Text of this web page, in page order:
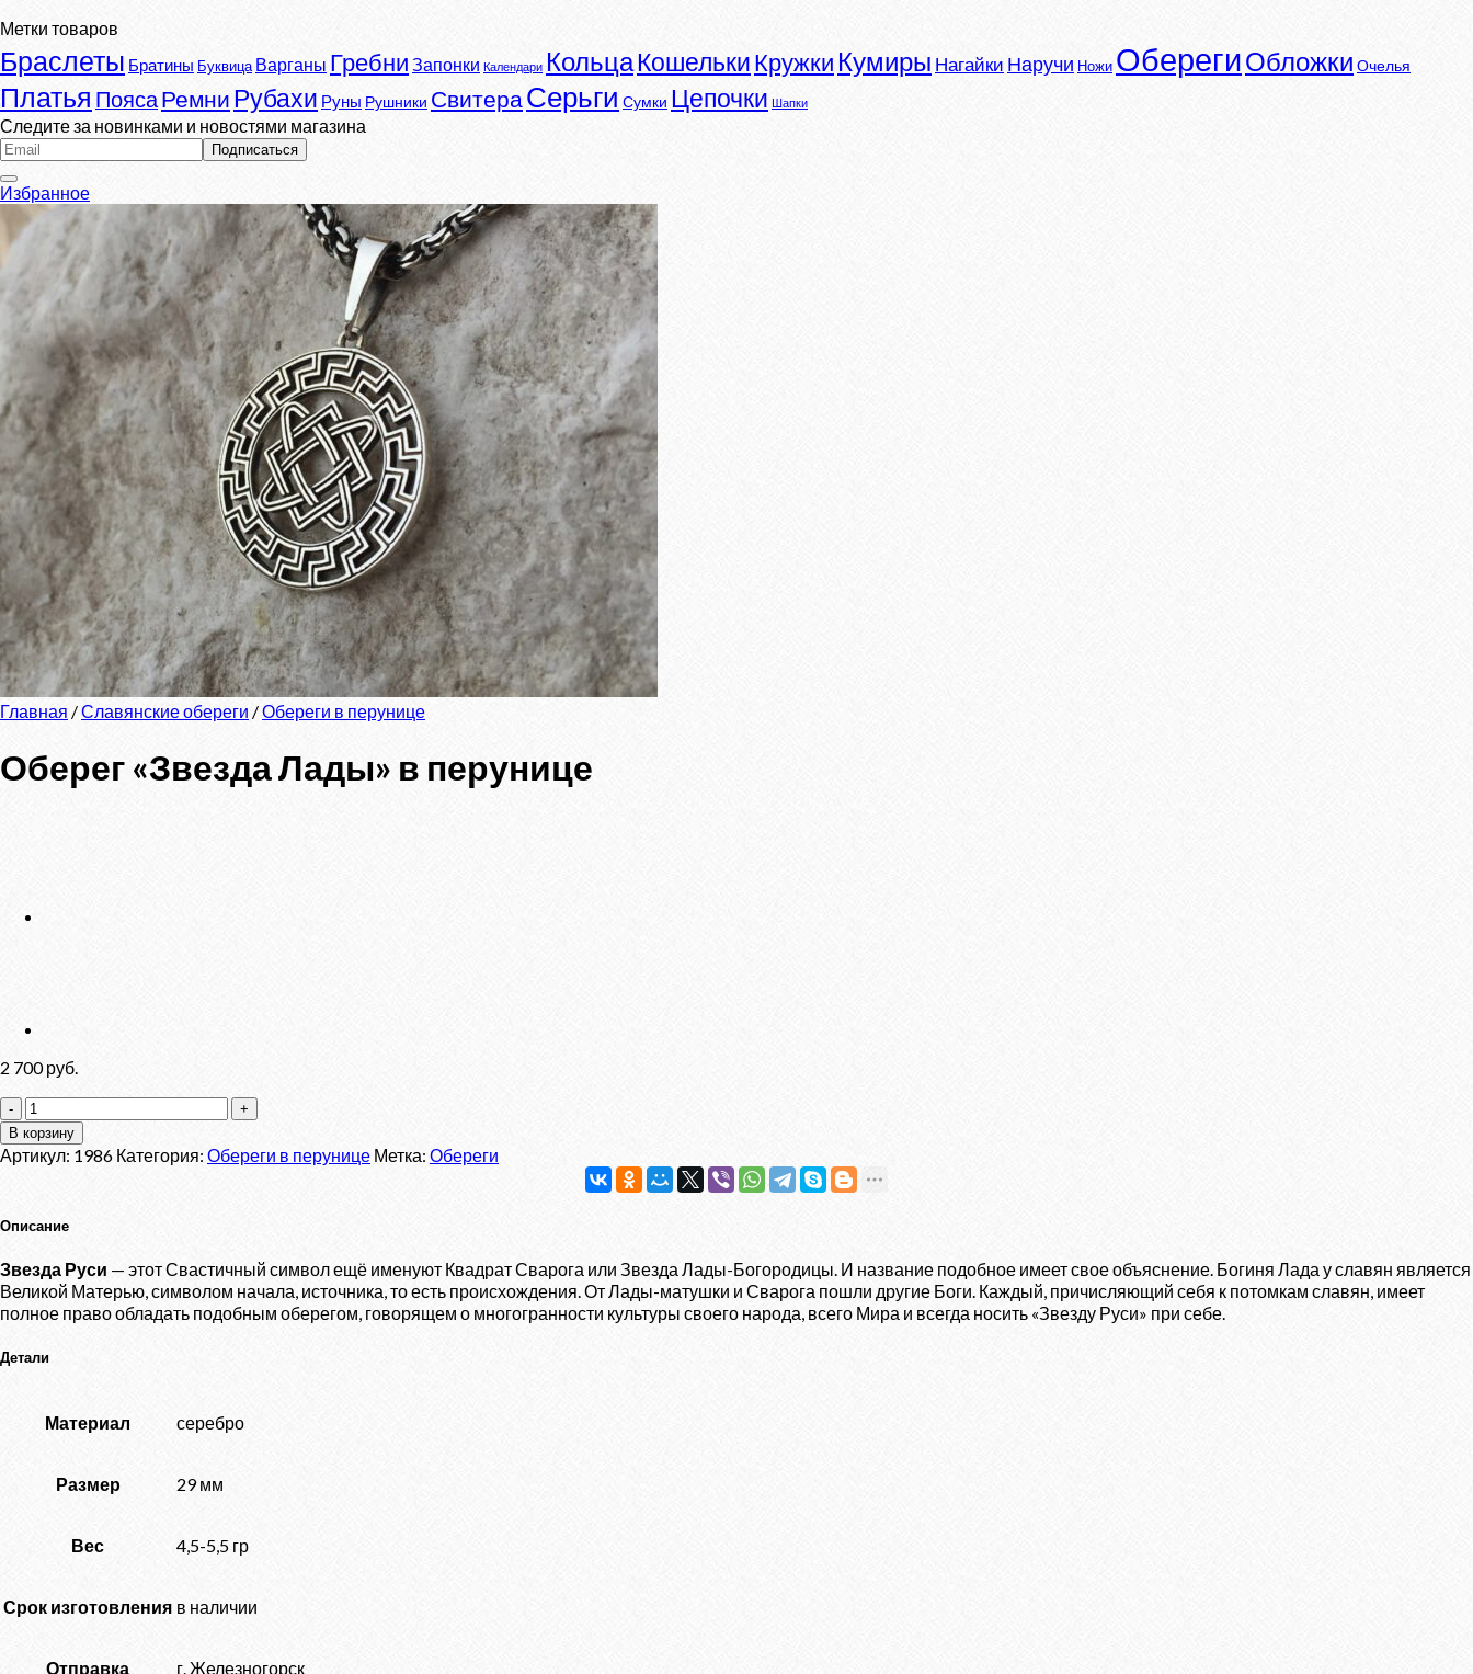
Метки товаров
Браслеты Братины Буквица Варганы Гребни Запонки Календари КольцаКошелькиКружки Кумиры Нагайки Наручи Ножи ОберегиОбложки Очелья
Платья ПоясаРемни Рубахи Руны Рушники СвитераСерьги Сумки Цепочки Шапки
Следите за новинками и новостями магазина
Избранное
Главная /Славянские обереги /Обереги в перунице
Оберег «Звезда Лады» в перунице
2 700руб.
Количество
товара
Оберег
"Звезда
перунице
В корзину
Артикул: 1986 Категория: Обереги в перунице Метка: Обереги
Описание
Звезда Руси — этот Свастичный символ ещё именуют Квадрат Сварога или Звезда Лады-Богородицы. И название подобное имеет свое объяснение. Богиня Лада у славян является
Великой Матерью, символом начала, источника, то есть происхождения. От Лады-матушки и Сварога пошли другие Боги. Каждый, причисляющий себя к потомкам славян, имеет
полное право обладать подобным оберегом, говорящем о многогранности культуры своего народа, всего Мира и всегда носить «Звезду Руси» при себе.
Детали
Материал серебро
Размер 29 мм
Вес 4,5-5,5 гр
Срок изготовления в наличии
Отправка г. Железногорск